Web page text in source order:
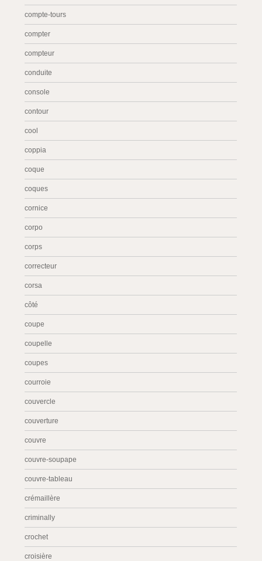
compte-tours
compter
compteur
conduite
console
contour
cool
coppia
coque
coques
cornice
corpo
corps
correcteur
corsa
côté
coupe
coupelle
coupes
courroie
couvercle
couverture
couvre
couvre-soupape
couvre-tableau
crémaillère
criminally
crochet
croisière